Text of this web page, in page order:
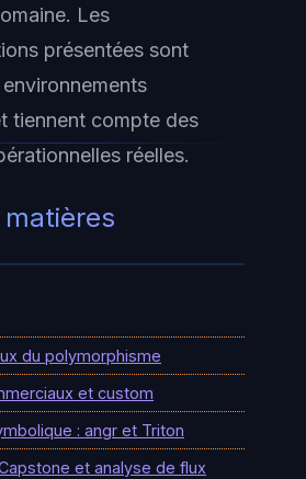
Les
présentées sont
tiennent compte des
réelles.
du polymorphisme
et custom
: angr et Triton
et analyse de flux